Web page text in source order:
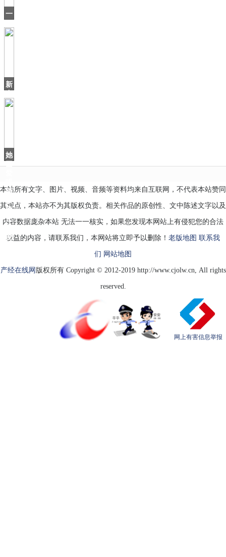
海
爷
一
气
当
新
国
华
她
因
酒
被
雍
正
爱
本站所有文字、图片、视频、音频等资料均来自互联网，不代表本站赞同
其观点，本站亦不为其版权负责。相关作品的原创性、文中陈述文字以及
内容数据庞杂本站 无法一一核实，如果您发现本网站上有侵犯您的合法
权益的内容，请联系我们，本网站将立即予以删除！ 老版地图 联系我
们 网站地图
产经在线网 版权所有 Copyright © 2012-2019 http://www.cjolw.cn, All rights
reserved.
网上有害信息举报